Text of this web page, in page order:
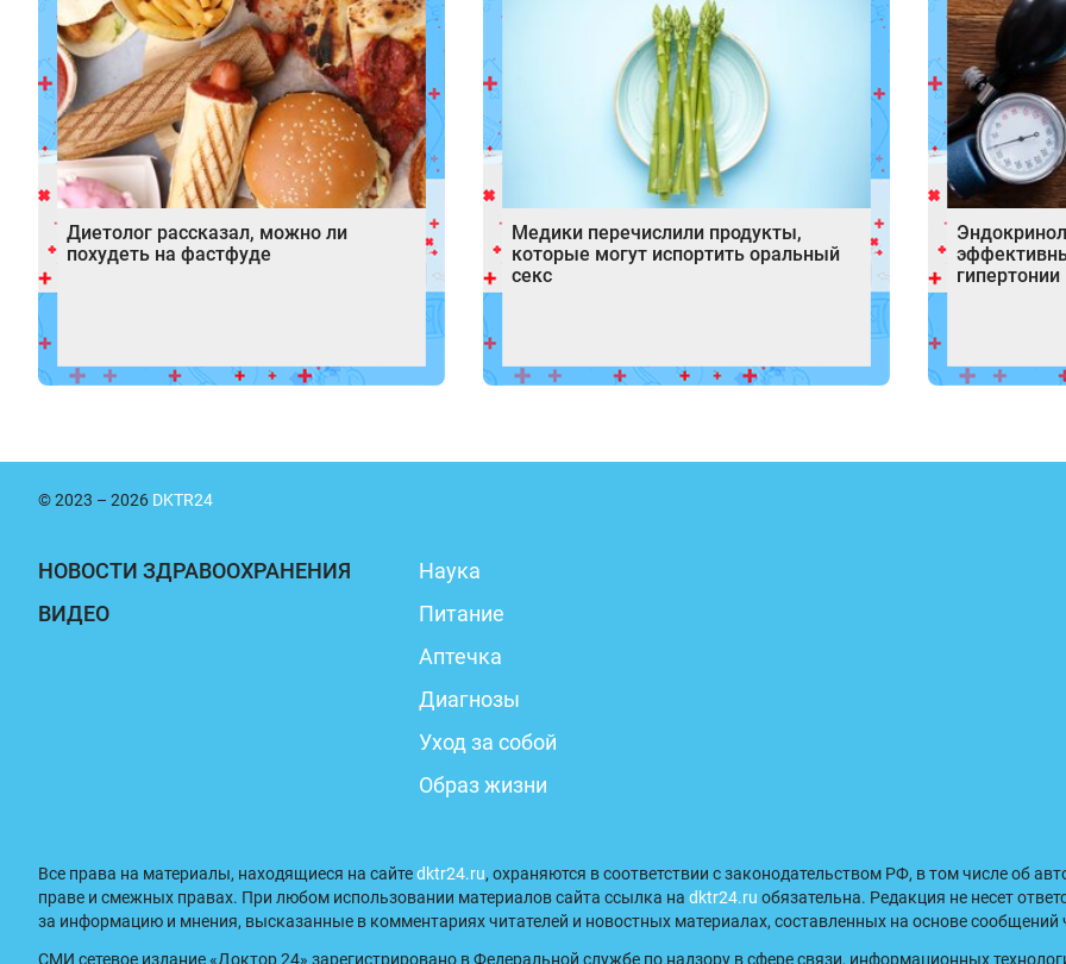
Диетолог рассказал, можно ли
похудеть на фастфуде
Медики перечислили продукты,
которые могут испортить оральный
секс
гипертонии
© 2023 – 2026 DKTR24
НОВОСТИ ЗДРАВООХРАНЕНИЯ
ВИДЕО
Наука
Питание
Аптечка
Диагнозы
Уход за собой
Образ жизни
Все права на материалы, находящиеся на сайтеdktr24.ru, охраняются в соответствии с законодательством РФ, в том числе об
праве и смежных правах. При любом использовании материалов сайта ссылка на dktr24.ru обязательна. Редакция не несет
за информацию и мнения, высказанные в комментариях читателей и новостных материалах, составленных на основе сообщений
СМИ сетевое издание «Доктор 24» зарегистрировано в Федеральной службе по надзору в сфере связи, информационных